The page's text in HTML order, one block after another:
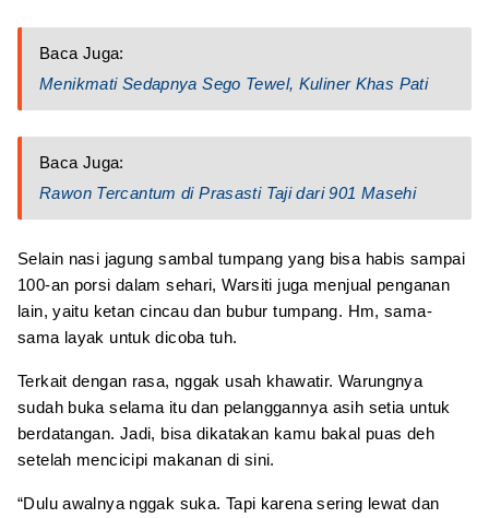
Baca Juga:
Menikmati Sedapnya Sego Tewel, Kuliner Khas Pati
Baca Juga:
Rawon Tercantum di Prasasti Taji dari 901 Masehi
Selain nasi jagung sambal tumpang yang bisa habis sampai
100-an porsi dalam sehari, Warsiti juga menjual penganan
lain, yaitu ketan cincau dan bubur tumpang. Hm, sama-
sama layak untuk dicoba tuh.
Terkait dengan rasa, nggak usah khawatir. Warungnya
sudah buka selama itu dan pelanggannya asih setia untuk
berdatangan. Jadi, bisa dikatakan kamu bakal puas deh
setelah mencicipi makanan di sini.
“Dulu awalnya nggak suka. Tapi karena sering lewat dan